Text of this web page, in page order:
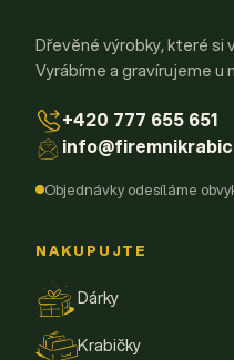
Dřevěné výrobky, které si
Vyrábíme a gravírujeme u
+420 777 655 651
Objednávky odesíláme
NAKUPUJTE
Dárky
Krabičky